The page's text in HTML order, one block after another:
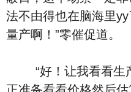
法不由得也在脑海里
量产啊！”零催促道。
“好！让我看看生产